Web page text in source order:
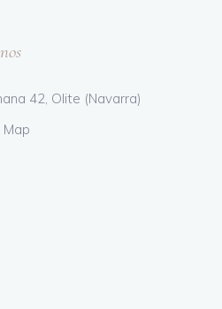
42, Olite (Navarra)
Map